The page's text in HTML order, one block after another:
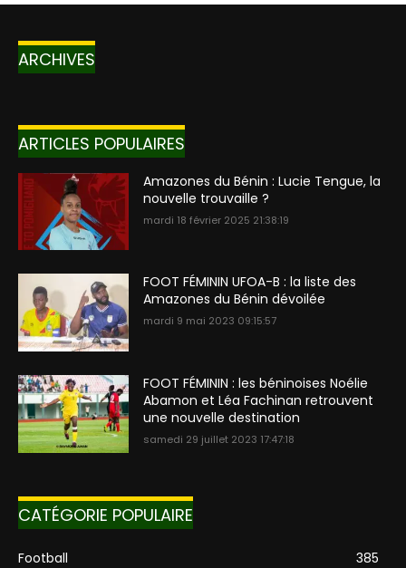
ARCHIVES
ARTICLES POPULAIRES
Amazones du Bénin : Lucie Tengue, la
nouvelle trouvaille ?
mardi 18 février 2025 21:38:19
FOOT FÉMININ UFOA-B : la liste des
Amazones du Bénin dévoilée
mardi 9 mai 2023 09:15:57
FOOT FÉMININ : les béninoises Noélie
Abamon et Léa Fachinan retrouvent
une nouvelle destination
samedi 29 juillet 2023 17:47:18
CATÉGORIE POPULAIRE
Football
385